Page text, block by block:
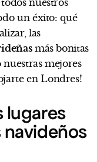
nuestros
un éxito: qué
las
más bonitas
nuestras mejores
en Londres!
lugares
navideños